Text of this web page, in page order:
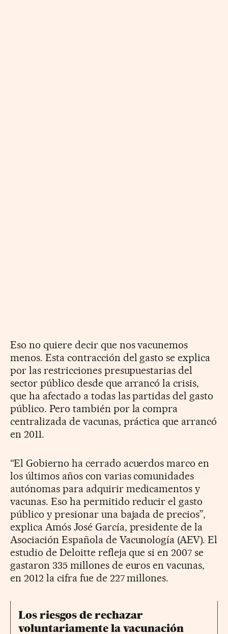
Eso no quiere decir que nos vacunemos
menos. Esta contracción del gasto se explica
por las restricciones presupuestarias del
sector público desde que arrancó la crisis,
que ha afectado a todas las partidas del gasto
público. Pero también por la compra
centralizada de vacunas, práctica que arrancó
en 2011.
“El Gobierno ha cerrado acuerdos marco en
los últimos años con varias comunidades
autónomas para adquirir medicamentos y
vacunas. Eso ha permitido reducir el gasto
público y presionar una bajada de precios”,
explica Amós José García, presidente de la
Asociación Española de Vacunología (AEV). El
estudio de Deloitte refleja que si en 2007 se
gastaron 335 millones de euros en vacunas,
en 2012 la cifra fue de 227 millones.
Los riesgos de rechazar
voluntariamente la vacunación